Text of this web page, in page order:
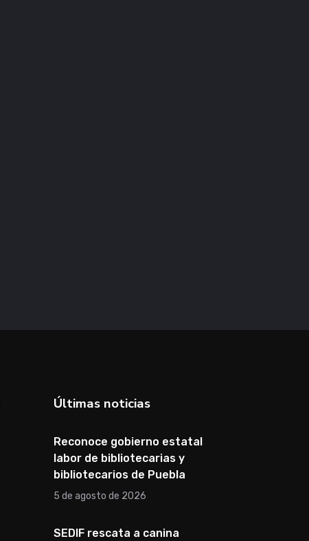
Últimas noticias
Reconoce gobierno estatal
labor de bibliotecarias y
bibliotecarios de Puebla
5 de agosto de 2026
SEDIF rescata a canina